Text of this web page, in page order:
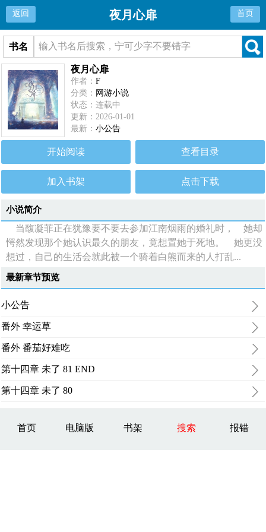
返回 夜月心扉 首页
书名
夜月心扉
作者：F
分类： 网游小说
状态：连载中
更新：2026-01-01
最新：小公告
开始阅读 查看目录
加入书架 点击下载
小说简介
当馥凝菲正在犹豫要不要去参加江南烟雨的婚礼时， 她却
愕然发现那个她认识最久的朋友，竟想置她于死地。 她更没
想过，自己的生活会就此被一个骑着白熊而来的人打乱...
最新章节预览
小公告
番外 幸运草
番外 番茄好难吃
第十四章 未了 81 END
第十四章 未了 80
首页 电脑版 书架 搜索 报错